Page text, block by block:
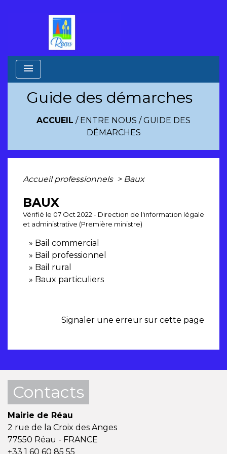
menu
Guide des démarches
ACCUEIL / ENTRE NOUS /GUIDE DES
DÉMARCHES
Accueil professionnels > Baux
BAUX
Vérifié le 07 Oct 2022 - Direction de l'information légale
et administrative (Première ministre)
Bail commercial
Bail professionnel
Bail rural
Baux particuliers
Signaler une erreur sur cette page
Contacts
Mairie de Réau
2 rue de la Croix des Anges
77550 Réau - FRANCE
+33 1 60 60 85 55